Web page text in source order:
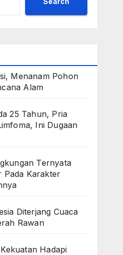
Menanam Pohon
Alam
25 Tahun, Pria
Ini Dugaan
Ternyata
Pada Karakter
Diterjang Cuaca
Rawan
Hadapi